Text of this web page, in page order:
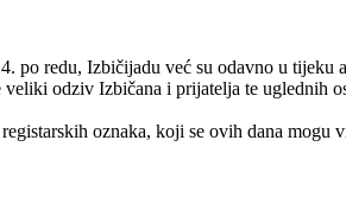
po redu, Izbičijadu već su odavno u tijeku
veliki odziv Izbičana i prijatelja te uglednih
oznaka, koji se ovih dana mogu